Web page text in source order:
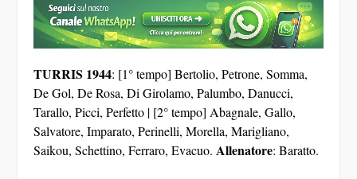
TURRIS 1944: [1° tempo] Bertolio, Petrone, Somma,
De Gol, De Rosa, Di Girolamo, Palumbo, Danucci,
Tarallo, Picci, Perfetto | [2° tempo] Abagnale, Gallo,
Salvatore, Imparato, Perinelli, Morella, Marigliano,
Saikou, Schettino, Ferraro, Evacuo. Allenatore: Baratto.